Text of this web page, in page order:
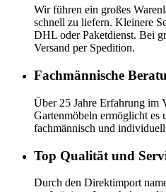
Wir führen ein großes
schnell zu liefern. Kleinere
DHL oder Paketdienst. Bei
Versand per Spedition.
Fachmännische
Über 25 Jahre Erfahrung im
Gartenmöbeln ermöglicht es
fachmännisch und individuell
Top Qualität und
Durch den Direktimport